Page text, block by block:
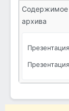
Содержимое
архива